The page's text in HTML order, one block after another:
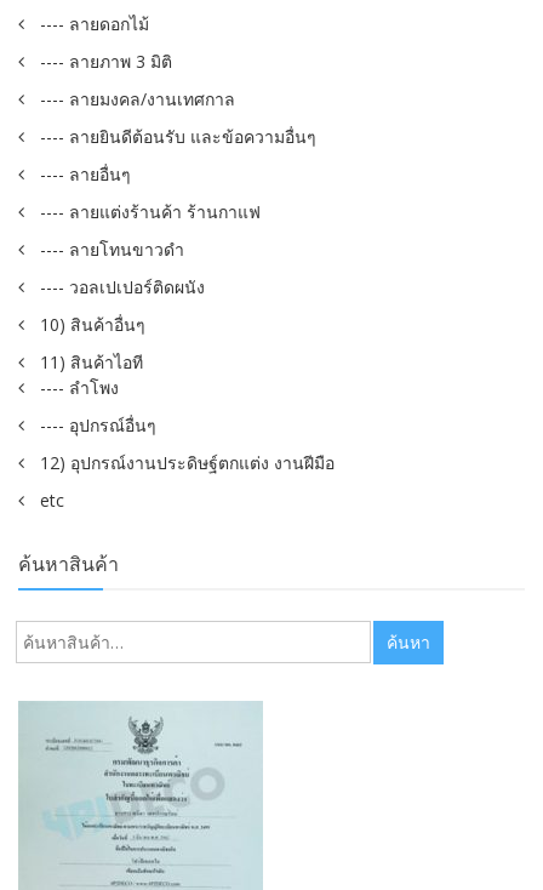
---- ลายดอกไม้
---- ลายภาพ 3 มิติ
---- ลายมงคล/งานเทศกาล
---- ลายยินดีต้อนรับ และข้อความอื่นๆ
---- ลายอื่นๆ
---- ลายแต่งร้านค้า ร้านกาแฟ
---- ลายโทนขาวดำ
---- วอลเปเปอร์ติดผนัง
10) สินค้าอื่นๆ
11) สินค้าไอที
---- ลำโพง
---- อุปกรณ์อื่นๆ
12) อุปกรณ์งานประดิษฐ์ตกแต่ง งานฝีมือ
etc
ค้นหาสินค้า
ค้นหา: ค้นหา